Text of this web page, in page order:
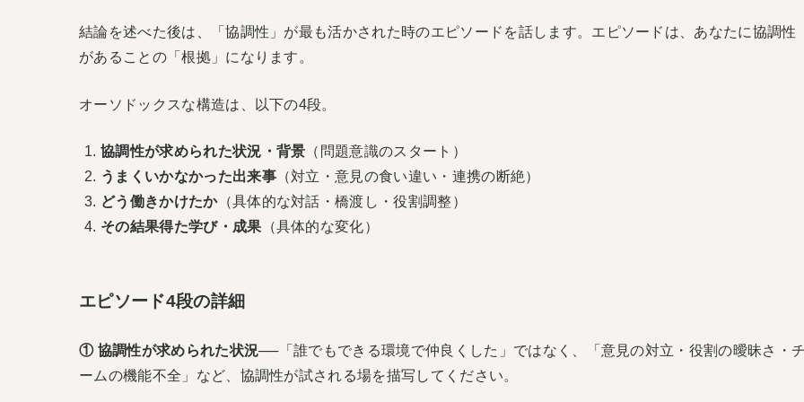
結論を述べた後は、「協調性」が最も活かされた時のエピソードを話します。エピソードは、あなたに協調性
があることの「根拠」になります。
オーソドックスな構造は、以下の4段。
協調性が求められた状況・背景 （問題意識のスタート）
うまくいかなかった出来事（対立・意見の食い違い・連携の断絶）
どう働きかけたか（具体的な対話・橋渡し・役割調整）
その結果得た学び・成果 （具体的な変化）
エピソード4段の詳細
① 協調性が求められた状況──「誰でもできる環境で仲良くした」ではなく、「意見の対立・役割の曖昧さ・
ームの機能不全」など、協調性が試される場を描写してください。